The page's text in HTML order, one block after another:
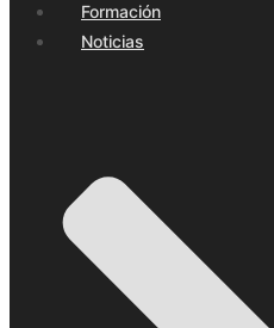
Formación
Noticias